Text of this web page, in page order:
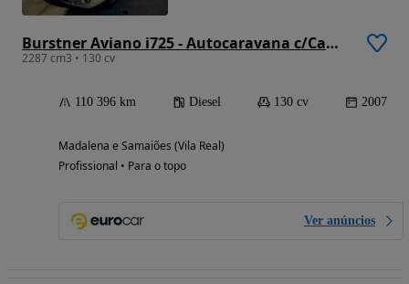
Burstner Aviano i725 - Autocaravana c/Cama Central
2287 cm3 • 130 cv
110 396 km Diesel 130 cv 2007
Madalena e Samaiões (Vila Real)
Profissional • Para o topo
Ver anúncios